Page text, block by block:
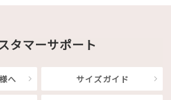
タマーサポート
へ サイズガイド